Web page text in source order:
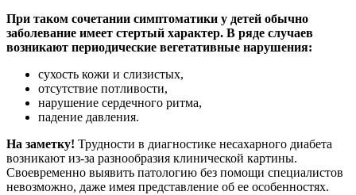
При таком сочетании симптоматики у детей обычно
заболевание имеет стертый характер. В ряде случаев
возникают периодические вегетативные нарушения:
сухость кожи и слизистых,
отсутствие потливости,
нарушение сердечного ритма,
падение давления.
На заметку! Трудности в диагностике несахарного диабета
возникают из-за разнообразия клинической картины.
Своевременно выявить патологию без помощи специалистов
невозможно, даже имея представление об ее особенностях.